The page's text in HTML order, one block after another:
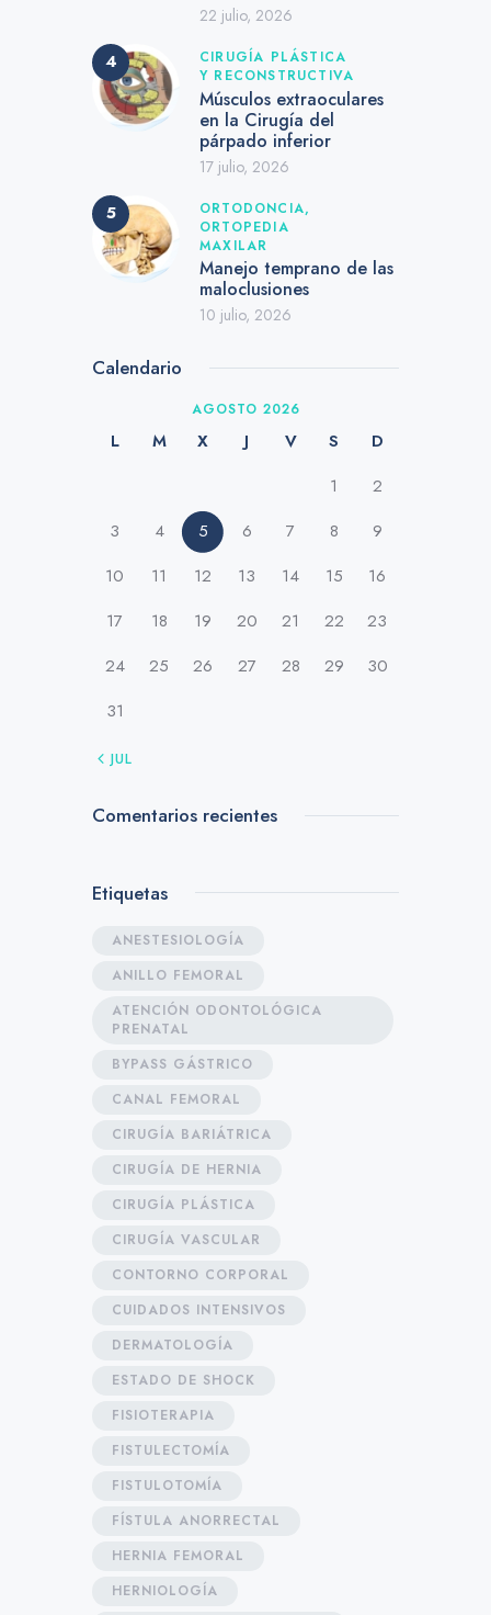
22 julio, 2026
CIRUGÍA PLÁSTICA
Y RECONSTRUCTIVA
Músculos extraoculares
en la Cirugía del
párpado inferior
17 julio, 2026
ORTODONCIA,
ORTOPEDIA
MAXILAR
Manejo temprano de las
maloclusiones
10 julio, 2026
Calendario
AGOSTO 2026
L M X J V S
D
1
2
3
4 5 6 7 8
9
10
11 12 13 14 15
16
17
18 19 20 21 22
23
24
25 26 27 28 29
30
31
« JUL
Comentarios recientes
Etiquetas
ANESTESIOLOGÍA
ANILLO FEMORAL
ATENCIÓN ODONTOLÓGICA
PRENATAL
BYPASS GÁSTRICO
CANAL FEMORAL
CIRUGÍA BARIÁTRICA
CIRUGÍA DE HERNIA
CIRUGÍA PLÁSTICA
CIRUGÍA VASCULAR
CONTORNO CORPORAL
CUIDADOS INTENSIVOS
DERMATOLOGÍA
ESTADO DE SHOCK
FISIOTERAPIA
FISTULECTOMÍA
FISTULOTOMÍA
FÍSTULA ANORRECTAL
HERNIA FEMORAL
HERNIOLOGÍA